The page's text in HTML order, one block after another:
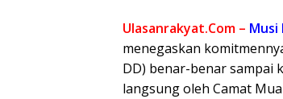
Ulasanrakyat.Com – Musi
menegaskan
DD) benar-benar sampai
langsung oleh Camat